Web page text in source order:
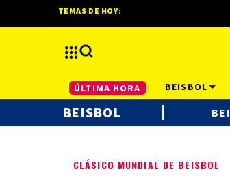
CLÁSICO MUNDIAL DE BEISBOL
TEMAS DE HOY:
ÚLTIMA HORA BEISBOL
BEISBOL